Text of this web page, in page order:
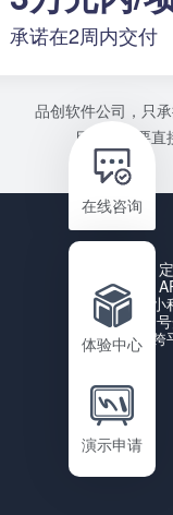
在线咨询
体验中心
演示申请
承诺在2周内交付
品创软件公司，只
目或者需要
公众